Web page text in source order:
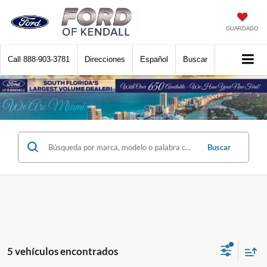
GUARDADO
Call 888-903-3781 Direcciones Español Buscar
Buscar
5 vehículos encontrados